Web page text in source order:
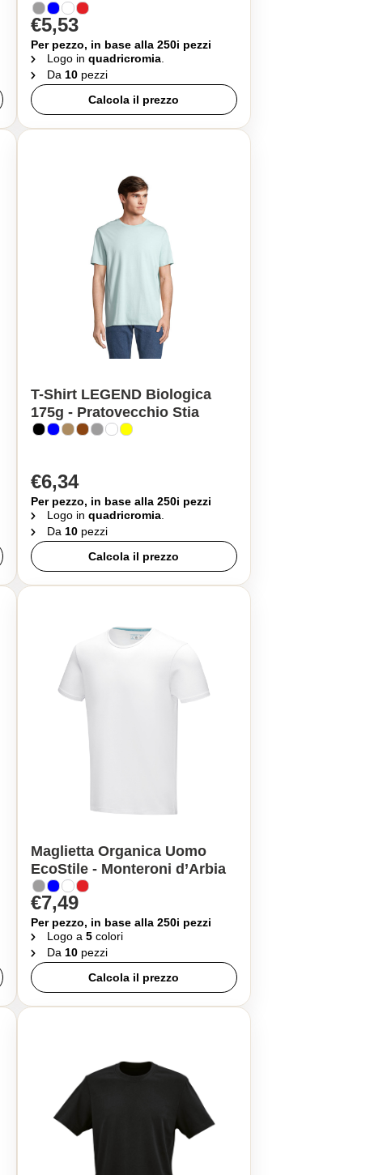
€5,53
Per pezzo, in base alla 250i pezzi
Logo in quadricromia.
Da 10pezzi
Calcola il prezzo
T-Shirt LEGEND Biologica
175g - Pratovecchio Stia
€6,34
Per pezzo, in base alla 250i pezzi
Logo in quadricromia.
Da 10pezzi
Calcola il prezzo
Maglietta Organica Uomo
EcoStile - Monteroni d’Arbia
€7,49
Per pezzo, in base alla 250i pezzi
Logo a 5colori
Da 10pezzi
Calcola il prezzo